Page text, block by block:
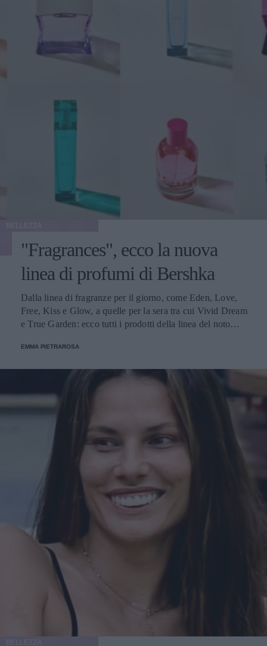
"Fragrances", ecco la nuova
linea di profumi di Bershka
Dalla linea di fragranze per il giorno, come Eden, Love,
Free, Kiss e Glow, a quelle per la sera tra cui Vivid Dream
e True Garden: ecco tutti i prodotti della linea del noto
EMMA PIETRAROSA